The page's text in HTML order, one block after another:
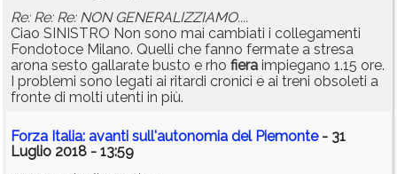
Re: Re: Re: NON GENERALIZZIAMO....
Ciao SINISTRO Non sono mai cambiati i collegamenti
Fondotoce Milano. Quelli che fanno fermate a stresa
arona sesto gallarate busto e rho fiera impiegano 1.15 ore.
I problemi sono legati ai ritardi cronici e ai treni obsoleti a
fronte di molti utenti in più.
Forza Italia: avanti sull'autonomia del Piemonte- 31
Luglio 2018 - 13:59